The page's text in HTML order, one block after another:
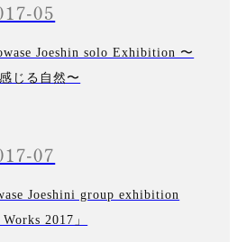
05
Joeshin solo Exhibition 〜
じる自然〜
07
Joeshini group exhibition
Works 2017」